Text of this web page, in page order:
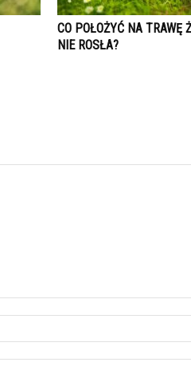
CO POŁOŻYĆ NA TRAWĘ
NIE ROSŁA?